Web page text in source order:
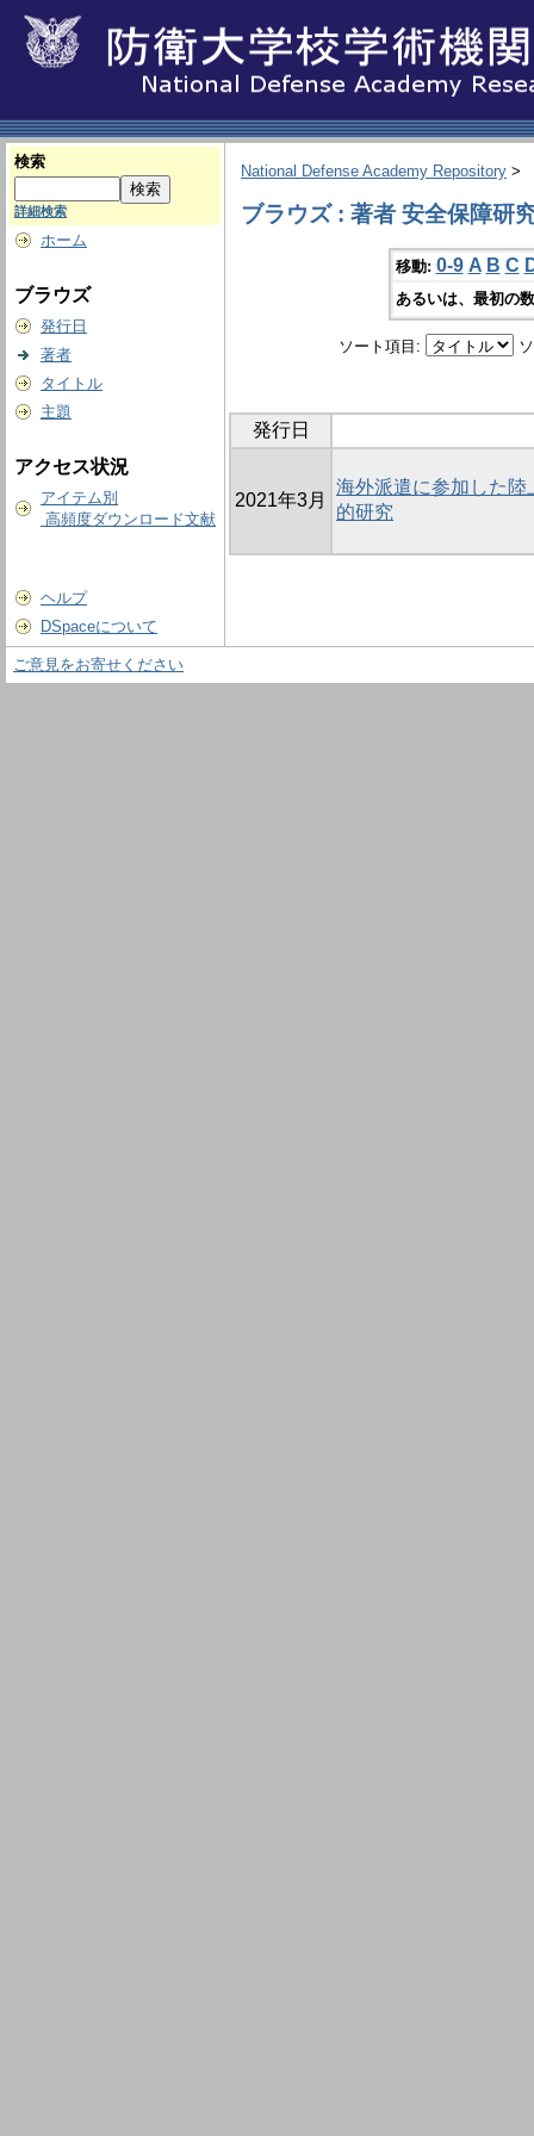
検索
詳細検索
ホーム
ブラウズ
発行日
著者
タイトル
主題
アクセス状況
アイテム別
高頻度ダウンロード文献
ヘルプ
DSpaceについて
National Defense Academy Repository >
ブラウズ : 著者 安全保障研
移動: 0-9 A B C
あるいは、最初の
ソート項目:
発行日
2021年3月
海外派遣に参加した
的研究
ご意見をお寄せください